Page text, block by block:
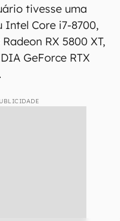
tivesse uma
Intel Core i7-8700,
RX 5800 XT,
GeForce RTX